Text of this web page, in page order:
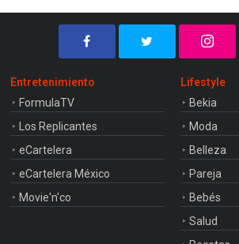
Entretenimiento
FormulaTV
Los Replicantes
eCartelera
eCartelera México
Movie'n'co
Lifestyle
Bekia
Moda
Belleza
Pareja
Bebés
Salud